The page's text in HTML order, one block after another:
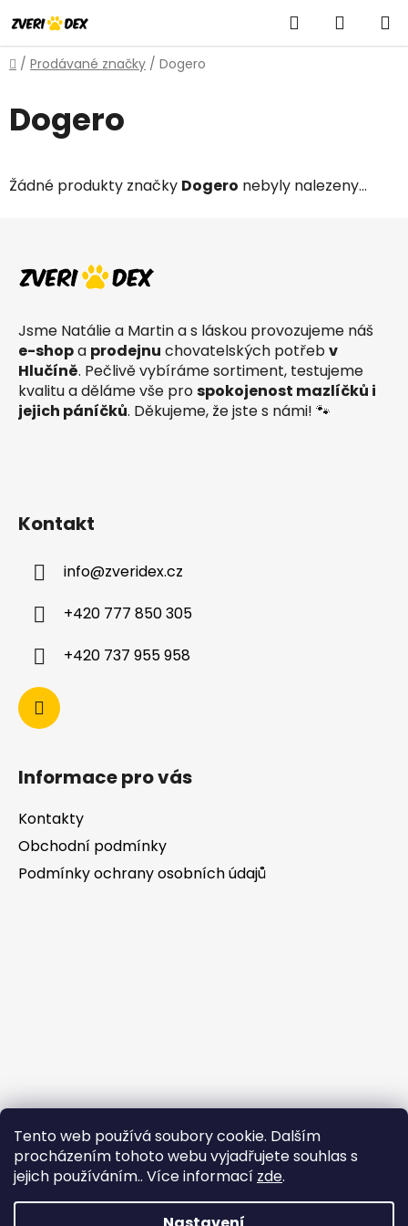
Tento web používá soubory cookie. Dalším
procházením tohoto webu vyjadřujete souhlas s
jejich používáním.. Více informací zde.
na
obsah
Hledat
KOŠÍK
Domů
/ Prodávané značky / Dogero
Dogero
Žádné produkty značky Dogero nebyly nalezeny...
Jsme Natálie a Martin a s láskou provozujeme náš
e-shopa prodejnu chovatelských potřebv
Hlučíně. Pečlivě vybíráme sortiment, testujeme
kvalitu a děláme vše prospokojenost mazlíčků i
jejich páníčků. Děkujeme, že jste s námi! 🐾
Kontakt
info@zveridex.cz
+420 777 850 305
+420 737 955 958
Informace pro vás
Kontakty
Obchodní podmínky
Podmínky ochrany osobních údajů